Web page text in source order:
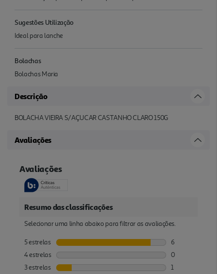
Sugestões Utilização
Ideal para lanche
Bolachas
Bolachas Maria
Descrição
BOLACHA VIEIRA S/AÇUCAR CASTANHO CLARO 150G
Avaliações